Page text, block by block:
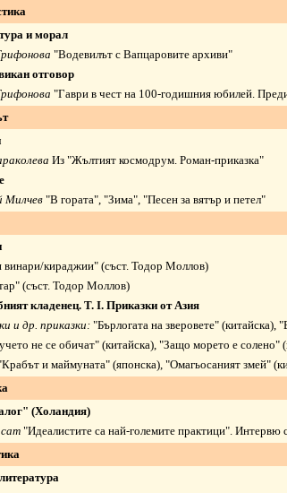
и морал
"Водевилът с Вапцаровите архиви"
отговор
"Гаври в чест на 100-годишния юбилей.
Из "Жълтият космодрум. Роман-приказка"
Милчев"В гората", "Зима", "Песен за вятър и петел"
кираджии" (съст. Тодор Моллов)
(съст. Тодор Моллов)
кладенец. Т. I. Приказки от Азия
и др. приказки: "Бърлогата на зверовете" (китайска),
не се обичат" (китайска), "Защо морето е солено"
и маймуната" (японска), "Омагьосаният змей"
(Холандия)
"Идеалистите са най-големите практици". Интервю